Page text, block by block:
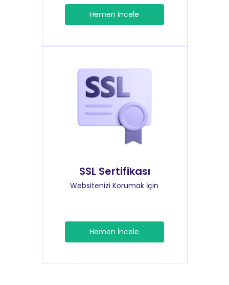
Hemen İncele
SSL Sertifikası
Websitenizi Korumak İçin
Hemen İncele